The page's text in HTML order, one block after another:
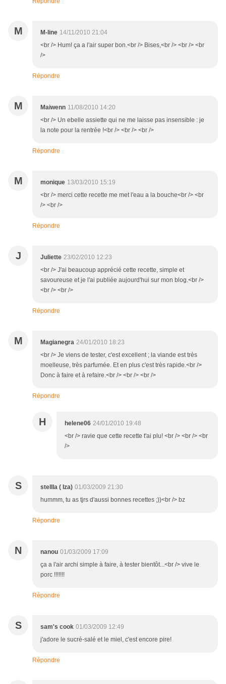
M M-line 14/11/2010 21:04
<br /> Hum! ça a l'air super bon.<br /> Bises,<br /> <br /> <br
/>
Répondre
M Maiwenn 11/08/2010 14:20
<br /> Un ebelle assiette qui ne me laisse pas insensible : je
la note pour la rentrée !<br /> <br /> <br />
Répondre
M monique 13/03/2010 15:19
<br /> merci cette recette me met l'eau a la bouche<br /> <br
/> <br />
Répondre
J Juliette 23/02/2010 12:23
<br /> J'ai beaucoup apprécié cette recette, simple et
savoureuse et je l'ai publiée aujourd'hui sur mon blog.<br />
<br /> <br />
Répondre
M Magianegra 24/01/2010 18:23
<br /> Je viens de tester, c'est excellent ; la viande est très
moelleuse, très parfumée. Et en plus c'est très rapide.<br />
Donc à faire et à refaire.<br /> <br /> <br />
Répondre
H helene06 24/01/2010 19:48
<br /> ravie que cette recette t'ai plu! <br /> <br /> <br
/>
S stellla ( Iza) 01/03/2009 21:30
hummm, tu as tjrs d'aussi bonnes recettes ;))<br /> bz
Répondre
N nanou 01/03/2009 17:09
ça a l'air archi simple à faire, à tester bientôt...<br /> vive le
porc !!!!!!!
Répondre
S sam's cook 01/03/2009 12:49
j'adore le sucré-salé et le miel, c'est encore pire!
Répondre